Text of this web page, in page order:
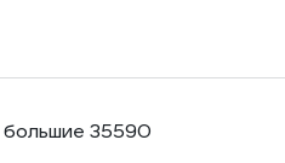
35590